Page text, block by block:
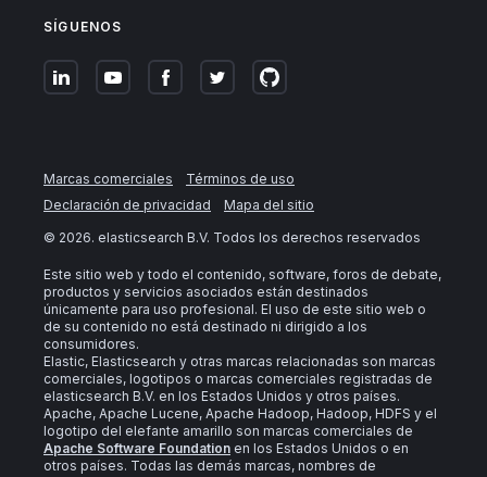
SÍGUENOS
Marcas comerciales
Términos de uso
Declaración de privacidad
Mapa del sitio
© 2026. elasticsearch B.V. Todos los derechos reservados
Este sitio web y todo el contenido, software, foros de debate,
productos y servicios asociados están destinados
únicamente para uso profesional. El uso de este sitio web o
de su contenido no está destinado ni dirigido a los
consumidores.
Elastic, Elasticsearch y otras marcas relacionadas son marcas
comerciales, logotipos o marcas comerciales registradas de
elasticsearch B.V. en los Estados Unidos y otros países.
Apache, Apache Lucene, Apache Hadoop, Hadoop, HDFS y el
logotipo del elefante amarillo son marcas comerciales de
Apache Software Foundation en los Estados Unidos o en
otros países. Todas las demás marcas, nombres de